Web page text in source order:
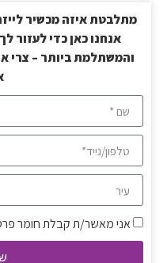
מתלבטת איזה מכשיר
אנחנו כאן כדי לעזור
והמשתלמת ביותר – צרי
אני מאשר/ת קבלת חומר